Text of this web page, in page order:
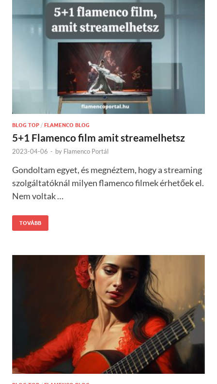
BLOG TOP / FLAMENCO BLOG
5+1 Flamenco film amit streamelhetsz
2023-04-06 - by Flamenco Portál
Gondoltam egyet, és megnéztem, hogy a streaming
szolgáltatóknál milyen flamenco filmek érhetőek el.
Nem voltak …
TOVÁBB